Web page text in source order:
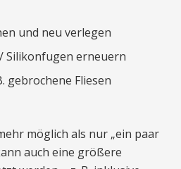
und neu verlegen
Silikonfugen erneuern
gebrochene Fliesen
möglich als nur „ein paar
auch eine größere